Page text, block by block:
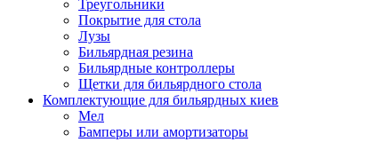
Треугольники
Покрытие для стола
Лузы
Бильярдная резина
Бильярдные контроллеры
Щетки для бильярдного стола
Комплектующие для бильярдных киев
Мел
Бамперы или амортизаторы